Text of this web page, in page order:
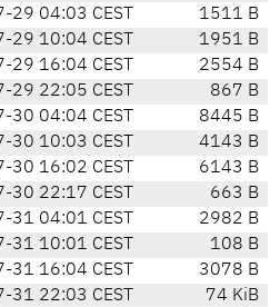
29 04:03 CEST
1511 B
29 10:04 CEST
1951 B
29 16:04 CEST
2554 B
29 22:05 CEST
867 B
30 04:04 CEST
8445 B
30 10:03 CEST
4143 B
30 16:02 CEST
6143 B
30 22:17 CEST
663 B
31 04:01 CEST
2982 B
31 10:01 CEST
108 B
31 16:04 CEST
3078 B
31 22:03 CEST
74 KiB